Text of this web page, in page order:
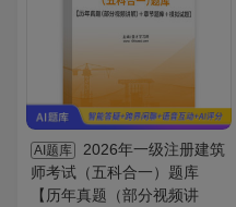
AI题库
2026年一级注册建筑
师考试（五科合一）题库
【历年真题（部分视频讲